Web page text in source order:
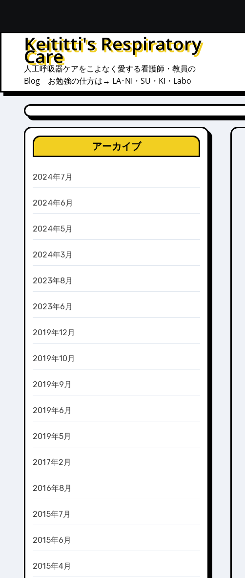
を
Keititti's Respiratory
Care
人工呼吸器ケアをこよなく愛する看護師・教員の
Blog お勉強の仕方は→ LA･NI・SU・KI・Labo
アーカイブ
2024年7月
2024年6月
2024年5月
2024年3月
2023年8月
2023年6月
2019年12月
2019年10月
2019年9月
2019年6月
2019年5月
2017年2月
2016年8月
2015年7月
2015年6月
2015年4月